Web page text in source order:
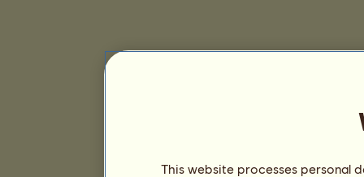
This website processes personal